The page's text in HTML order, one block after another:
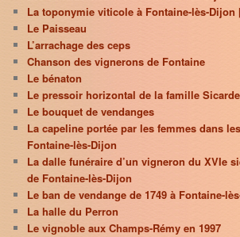
La toponymie viticole à Fontaine-lès-Dijon
Le Paisseau
L’arrachage des ceps
Chanson des vignerons de Fontaine
Le bénaton
Le pressoir horizontal de la famille
Le bouquet de vendanges
La capeline portée par les femmes dans
Fontaine-lès-Dijon
La dalle funéraire d’un vigneron du XVIe
de Fontaine-lès-Dijon
Le ban de vendange de 1749 à Fontaine-
La halle du Perron
Le vignoble aux Champs-Rémy en 1997